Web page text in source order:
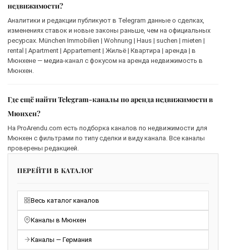
недвижимости?
Аналитики и редакции публикуют в Telegram данные о сделках,
изменениях ставок и новые законы раньше, чем на официальных
ресурсах. München Immobilien | Wohnung | Haus | suchen | mieten |
rental | Apartment | Appartement | Жильё | Квартира | аренда | в
Мюнхене — медиа-канал с фокусом на аренда недвижимость в
Мюнхен.
Где ещё найти Telegram-каналы по аренда недвижимости в
Мюнхен?
На ProArendu.com есть подборка каналов по недвижимости для
Мюнхен с фильтрами по типу сделки и виду канала. Все каналы
проверены редакцией.
ПЕРЕЙТИ В КАТАЛОГ
Весь каталог каналов
Каналы в Мюнхен
Каналы — Германия